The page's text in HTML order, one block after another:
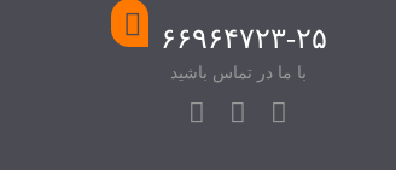
۶۶۹۶۴۷۲۳-۲۵
با ما در تماس باشید